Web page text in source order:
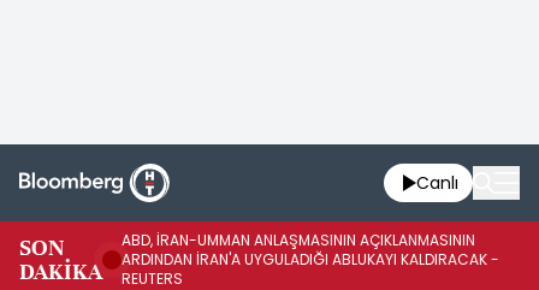
Canlı
SON
DAKİKA
ABD, İRAN-UMMAN ANLAŞMASININ AÇIKLANMASININ
ARDINDAN İRAN'A UYGULADIĞI ABLUKAYI KALDIRACAK -
REUTERS